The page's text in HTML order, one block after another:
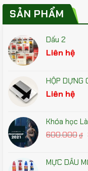
SẢN PHẨM
Dấu 2
Liên hệ
HỘP DỰNG
Liên hệ
Khóa học
600.000₫
MỰC DẤU